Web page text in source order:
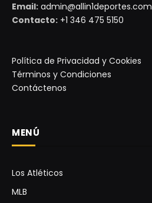
Email: admin@allin1deportes.com
Contacto: +1 346 475 5150
Política de Privacidad y Cookies
Términos y Condiciones
Contáctenos
MENÚ
Los Atléticos
MLB